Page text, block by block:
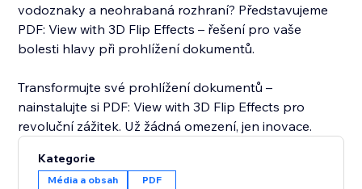
vodoznaky a neohrabaná rozhraní? Představujeme
PDF: View with 3D Flip Effects – řešení pro vaše
bolesti hlavy při prohlížení dokumentů.
Transformujte své prohlížení dokumentů –
nainstalujte si PDF: View with 3D Flip Effects pro
revoluční zážitek. Už žádná omezení, jen inovace.
Kategorie
Média a obsah PDF